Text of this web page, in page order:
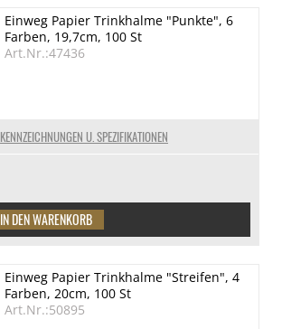
KENNZEICHNUNGEN U. SPEZIFIKATIONEN
Einweg Papier Trinkhalme "Punkte", 6
Farben, 19,7cm, 100 St
Art.Nr.:47436
Einweg Papier Trinkhalme "Streifen", 4
Farben, 20cm, 100 St
Art.Nr.:50895